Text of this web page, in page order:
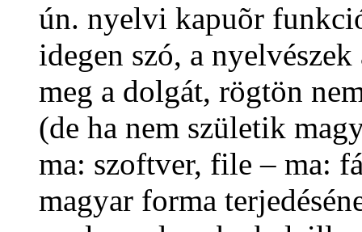
ún. nyelvi kapuõr
idegen szó, a
meg a dolgát, rögtön
(de ha nem születik
ma: szoftver, file – ma:
magyar forma